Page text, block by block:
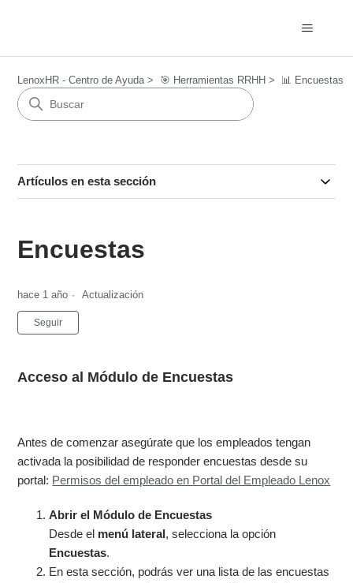
LenoxHR - Centro de Ayuda 🎯​ Herramientas RRHH 📊 Encuestas
Artículos en esta sección
Encuestas
hace 1 año Actualización
Seguir
Acceso al Módulo de Encuestas
Antes de comenzar asegúrate que los empleados tengan
activada la posibilidad de responder encuestas desde su
portal: Permisos del empleado en Portal del Empleado Lenox
Abrir el Módulo de Encuestas
Desde el menú lateral , selecciona la opción
Encuestas.
En esta sección, podrás ver una lista de las encuestas